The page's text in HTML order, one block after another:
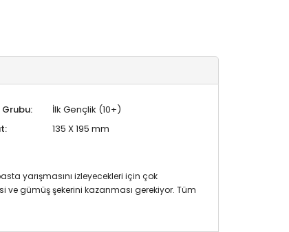
Grubu:
İlk Gençlik (10+)
135 X 195 mm
yarışmasını izleyecekleri için çok
gümüş şekerini kazanması gerekiyor. Tüm